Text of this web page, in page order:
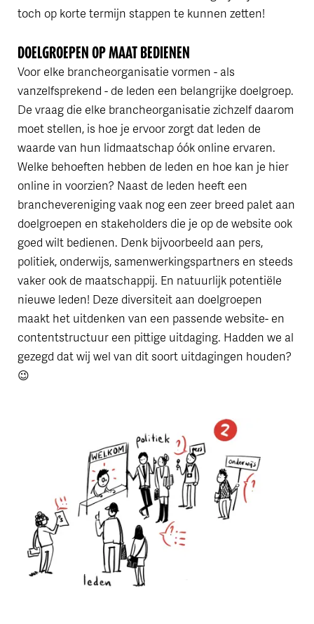
toch op korte termijn stappen te kunnen zetten!
DOELGROEPEN OP MAAT BEDIENEN
Voor elke brancheorganisatie vormen - als
vanzelfsprekend - de leden een belangrijke doelgroep.
De vraag die elke brancheorganisatie zichzelf daarom
moet stellen, is hoe je ervoor zorgt dat leden de
waarde van hun lidmaatschap óók online ervaren.
Welke behoeften hebben de leden en hoe kan je hier
online in voorzien? Naast de leden heeft een
branchevereniging vaak nog een zeer breed palet aan
doelgroepen en stakeholders die je op de website ook
goed wilt bedienen. Denk bijvoorbeeld aan pers,
politiek, onderwijs, samenwerkingspartners en steeds
vaker ook de maatschappij. En natuurlijk potentiële
nieuwe leden! Deze diversiteit aan doelgroepen
maakt het uitdenken van een passende website- en
contentstructuur een pittige uitdaging. Hadden we al
gezegd dat wij wel van dit soort uitdagingen houden?
😉